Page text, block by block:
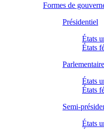
Formes de
Présidentiel
États
États
Parlementaire
États
États
Semi-
États